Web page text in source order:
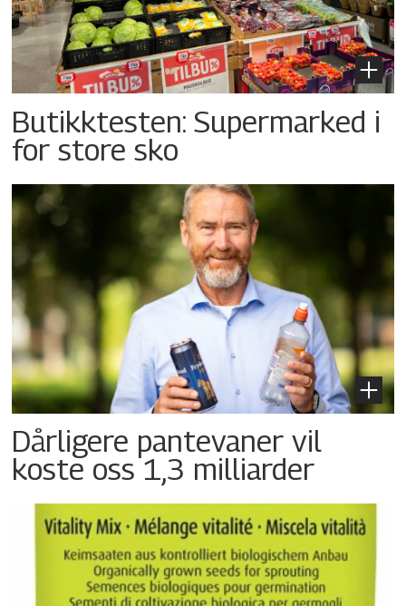
Butikktesten: Supermarked i
for store sko
Dårligere pantevaner vil
koste oss 1,3 milliarder